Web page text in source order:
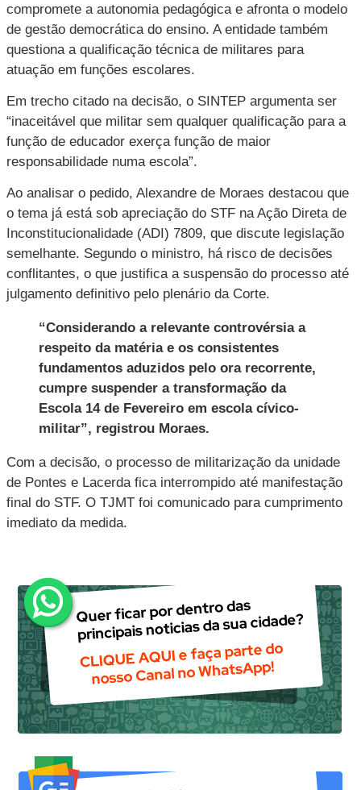
compromete a autonomia pedagógica e afronta o modelo
de gestão democrática do ensino. A entidade também
questiona a qualificação técnica de militares para
atuação em funções escolares.
Em trecho citado na decisão, o SINTEP argumenta ser
“inaceitável que militar sem qualquer qualificação para a
função de educador exerça função de maior
responsabilidade numa escola”.
Ao analisar o pedido, Alexandre de Moraes destacou que
o tema já está sob apreciação do STF na Ação Direta de
Inconstitucionalidade (ADI) 7809, que discute legislação
semelhante. Segundo o ministro, há risco de decisões
conflitantes, o que justifica a suspensão do processo até
julgamento definitivo pelo plenário da Corte.
“Considerando a relevante controvérsia a
respeito da matéria e os consistentes
fundamentos aduzidos pelo ora recorrente,
cumpre suspender a transformação da
Escola 14 de Fevereiro em escola cívico-
militar”, registrou Moraes.
Com a decisão, o processo de militarização da unidade
de Pontes e Lacerda fica interrompido até manifestação
final do STF. O TJMT foi comunicado para cumprimento
imediato da medida.